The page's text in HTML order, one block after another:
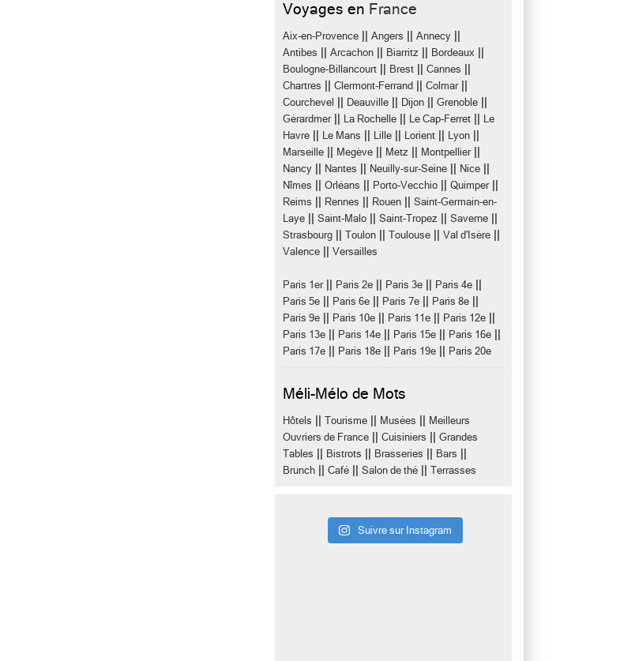
Voyages en France
Aix-en-Provence Angers Annecy
Antibes Arcachon Biarritz Bordeaux
Boulogne-Billancourt Brest Cannes
Chartres Clermont-Ferrand Colmar||
Courchevel Deauville Dijon Grenoble
Gérardmer|| La Rochelle Le Cap-Ferret
Le
Havre
Le Mans Lille Lorient Lyon
Marseille Megève Metz Montpellier||
Nancy Nantes Neuilly-sur-Seine Nice
Nîmes Orléans Porto-Vecchio Quimper||
Reims Rennes Rouen
Saint-Germain-en-
Laye
Saint-Malo Saint-Tropez Saverne
Strasbourg Toulon Toulouse Val d'Isère
Valence Versailles
Paris 1er|| Paris 2e Paris 3e Paris 4e
Paris 5e Paris 6e Paris 7e Paris 8e
Paris 9e Paris 10e Paris 11e Paris 12e
Paris 13e Paris 14e Paris 15e Paris 16e
Paris 17e Paris 18e Paris 19e Paris 20e
Méli-Mélo de Mots
Hôtels Tourisme Musées
Meilleurs
Ouvriers de France
Cuisiniers
Grandes
Tables
Bistrots Brasseries Bars
Brunch Café Salon de thé Terrasses
Suivre sur Instagram